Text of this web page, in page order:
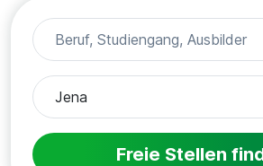
Freie Stellen